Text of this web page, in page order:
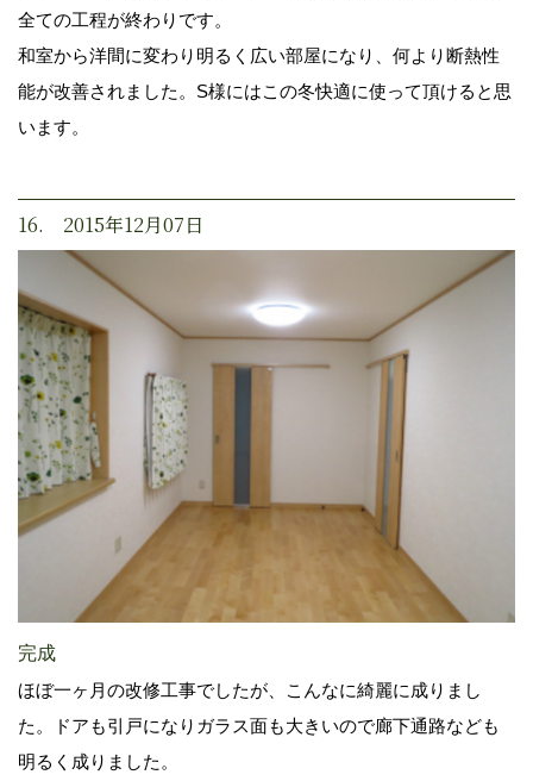
全ての工程が終わりです。
和室から洋間に変わり明るく広い部屋になり、何より断熱性
能が改善されました。S様にはこの冬快適に使って頂けると思
います。
16. 2015年12月07日
完成
ほぼ一ヶ月の改修工事でしたが、こんなに綺麗に成りまし
た。ドアも引戸になりガラス面も大きいので廊下通路なども
明るく成りました。